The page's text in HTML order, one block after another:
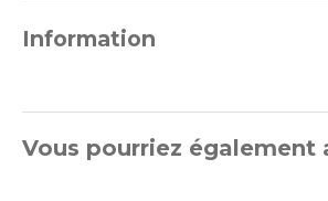
Information
Vous pourriez également